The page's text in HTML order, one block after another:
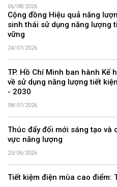
06/08/2026
Cộng đồng Hiệu quả năng
sinh thái sử dụng năng lượng
vững
24/07/2026
TP. Hồ Chí Minh ban hành Kế
về sử dụng năng lượng tiết
- 2030
08/07/2026
Thúc đẩy đổi mới sáng tạo và
vực năng lượng
25/06/2026
Tiết kiệm điện mùa cao điểm: